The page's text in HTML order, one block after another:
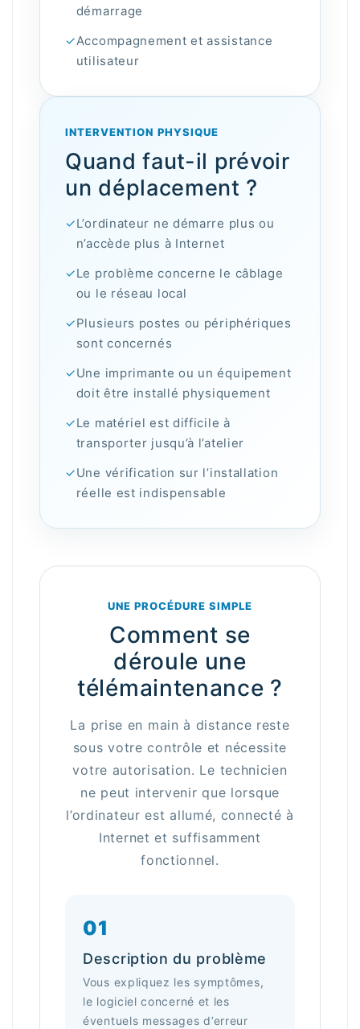
démarrage
✓Accompagnement et assistance
utilisateur
INTERVENTION PHYSIQUE
Quand faut-il prévoir
un déplacement ?
✓L’ordinateur ne démarre plus ou
n’accède plus à Internet
✓Le problème concerne le câblage
ou le réseau local
✓Plusieurs postes ou périphériques
sont concernés
✓Une imprimante ou un équipement
doit être installé physiquement
✓Le matériel est difficile à
transporter jusqu’à l’atelier
✓Une vérification sur l’installation
réelle est indispensable
UNE PROCÉDURE SIMPLE
Comment se
déroule une
télémaintenance ?
La prise en main à distance reste
sous votre contrôle et nécessite
votre autorisation. Le technicien
ne peut intervenir que lorsque
l’ordinateur est allumé, connecté à
Internet et suffisamment
fonctionnel.
01
Description du problème
Vous expliquez les symptômes,
le logiciel concerné et les
éventuels messages d’erreur